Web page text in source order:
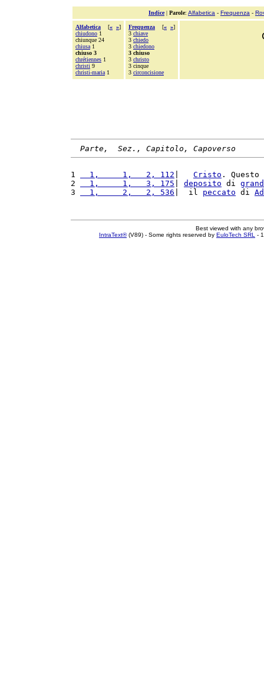
Indice| Parole: Alfabetica - Frequenza -
Alfabetica [« »]
chiudono 1
chiunque 24
chiusa 1
chiuso 3
chrétiennes 1
christi 9
christi-maria 1
Frequenza [« »]
3 chiave
3 chiedo
3 chiedono
3 chiuso
3 christo
3 cinque
3 circoncisione
Parte,  Sez., Capitolo, Capoverso
1
  1,     1,   2, 112
Cristo . Questo
2
  1,     1,   3, 175
deposito di
3
  1,     2,   2, 536
|  il peccato di
Best viewed with any
IntraText®(V89) - Some rights reserved by EuloTech SRL -